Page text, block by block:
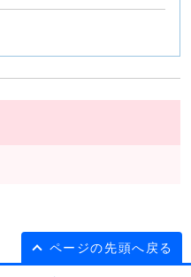
ページの先頭へ戻る